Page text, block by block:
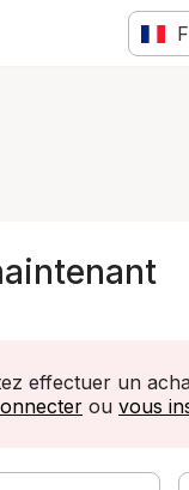
effectuer un
ou vous